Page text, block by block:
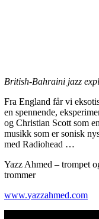
British-Bahraini jazz
Fra England får vi
en spennende,
og Christian Scott som
musikk som er sonisk
med Radiohead …
Yazz Ahmed – trompet
trommer
www.yazzahmed.com